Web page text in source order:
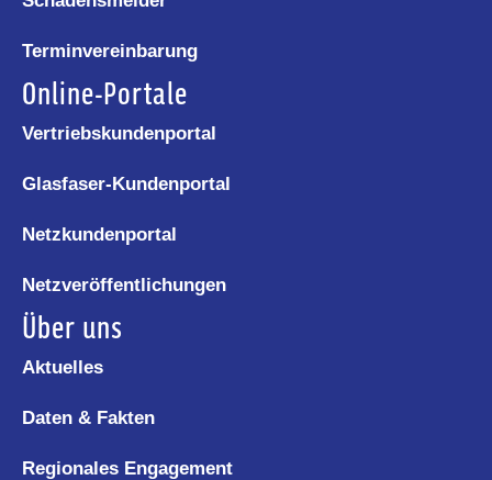
Terminvereinbarung
Online-Portale
Vertriebskundenportal
Glasfaser-Kundenportal
Netzkundenportal
Netzveröffentlichungen
Über uns
Aktuelles
Daten & Fakten
Regionales Engagement